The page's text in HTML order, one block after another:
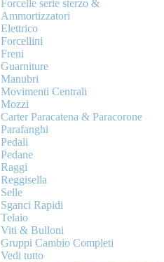
Forcelle serie sterzo &
Ammortizzatori
Elettrico
Forcellini
Freni
Guarniture
Manubri
Movimenti Centrali
Mozzi
Carter Paracatena & Paracorone
Parafanghi
Pedali
Pedane
Raggi
Reggisella
Selle
Sganci Rapidi
Telaio
Viti & Bulloni
Gruppi Cambio Completi
Vedi tutto